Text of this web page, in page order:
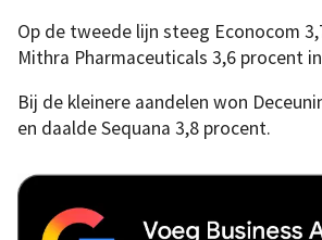
Op de tweede lijn steeg Econocom
Mithra Pharmaceuticals 3,6 procent
Bij de kleinere aandelen won
en daalde Sequana 3,8 procent.